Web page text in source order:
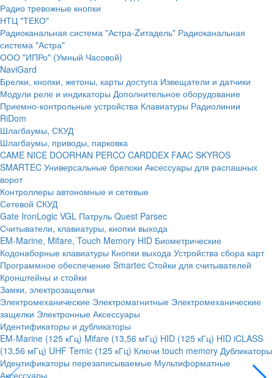
Радио тревожные кнопки
НТЦ "ТЕКО"
Радиоканальная система "Астра-Zитадель" Радиоканальная
система "Астра"
ООО "ИПРо" (Умный Часовой)
NaviGard
Брелки, кнопки, жетоны, карты доступа Извещатели и датчики
Модули реле и индикаторы Дополнительное оборудование
Приемно-контрольные устройства Клавиатуры Радиолинии
RiDom
Шлагбаумы, СКУД
Шлагбаумы, приводы, парковка
CAME NICE DOORHAN PERCO CARDDEX FAAC SKYROS
SMARTEC Универсальные брелоки Аксессуары для распашных
ворот
Контроллеры автономные и сетевые
Сетевой СКУД
Gate IronLogic VGL Патруль Quest Parsec
Считыватели, клавиатуры, кнопки выхода
EM-Marine, Mifare, Touch Memory HID Биометрические
Кодонаборные клавиатуры Кнопки выхода Устройства сбора карт
Программное обеспечение Smartec Стойки для считывателей
Кронштейны и стойки
Замки, электрозащелки
Электромеханические Электромагнитные Электромеханические
защелки Электронные Аксессуары
Идентификаторы и дубликаторы
EM-Marine (125 кГц) Mifare (13,56 мГц) HID (125 кГц) HID iCLASS
(13,56 мГц) UHF Temic (125 кГц) Ключи touch memory Дубликаторы
Идентификаторы перезаписываемые Мультиформатные
Аксессуары